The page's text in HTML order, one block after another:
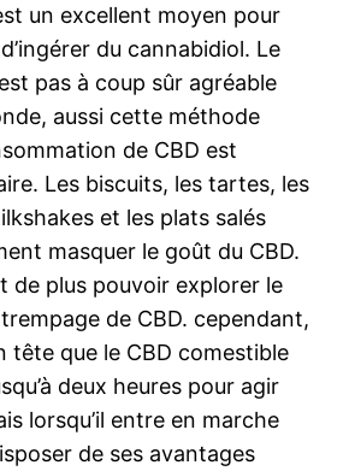
un excellent moyen pour
du cannabidiol. Le
pas à coup sûr agréable
aussi cette méthode
de CBD est
Les biscuits, les tartes, les
et les plats salés
masquer le goût du CBD.
de plus pouvoir explorer le
de CBD. cependant,
tête que le CBD comestible
deux heures pour agir
lorsqu’il entre en marche
de ses avantages